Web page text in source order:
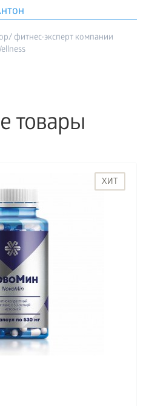
фитнес-эксперт компании
товары
ХИТ